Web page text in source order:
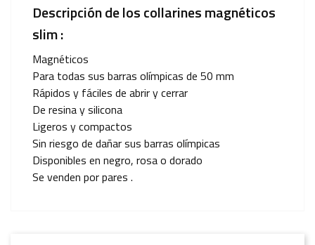
Descripción de los collarines magnéticos
slim :
Magnéticos
Para todas sus barras olímpicas de 50 mm
Rápidos y fáciles de abrir y cerrar
De resina y silicona
Ligeros y compactos
Sin riesgo de dañar sus barras olímpicas
Disponibles en negro, rosa o dorado
Se venden por pares .